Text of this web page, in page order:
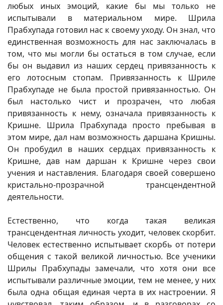
любых иных эмоций, какие бы мы только не
испытывали в материальном мире. Шрила
Прабхупада готовил нас к своему уходу. Он знал, что
единственная возможность для нас заключалась в
том, что мы могли бы остаться в том случае, если
бы он выдавил из наших сердец привязанность к
его лотосным стопам. Привязанность к Шриле
Прабхупаде не была простой привязанностью. Он
был настолько чист и прозрачен, что любая
привязанность к нему, означала привязанность к
Кришне. Шрила Прабхупада просто пребывая в
этом мире, дал нам возможность даршана Кришны.
Он пробудил в наших сердцах привязанность к
Кришне, дав нам даршан к Кришне через свои
учения и наставления. Благодаря своей совершено
кристально-прозрачной трансцендентной
деятельности.
Естественно, что когда такая великая
трансцендентная личность уходит, человек скорбит.
Человек естественно испытывает скорбь от потери
общения с такой великой личностью. Все ученики
Шрилы Прабхупады замечали, что хотя они все
испытывали различные эмоции, тем не менее, у них
была одна общая единая черта в их настроении. Я